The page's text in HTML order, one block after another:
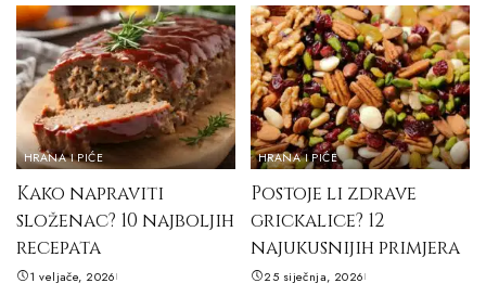
HRANA I PIĆE
Kako napraviti
složenac? 10 najboljih
recepata
1 veljače, 2026
HRANA I PIĆE
Postoje li zdrave
grickalice? 12
najukusnijih primjera
25 siječnja, 2026